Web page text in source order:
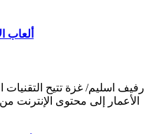
ألعاب
رفيف اسليم/ غزة تتيح
الأعمار إلى محتوى الإنترنت